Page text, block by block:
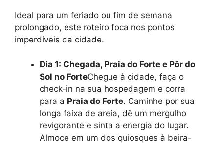
Ideal para um feriado ou fim de semana
prolongado, este roteiro foca nos pontos
imperdíveis da cidade.
Dia 1: Chegada, Praia do Forte e Pôr do
Sol no ForteChegue à cidade, faça o
check-in na sua hospedagem e corra
para a Praia do Forte. Caminhe por sua
longa faixa de areia, dê um mergulho
revigorante e sinta a energia do lugar.
Almoce em um dos quiosques à beira-